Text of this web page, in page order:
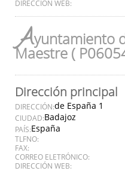
DIRECCIÓN WEB:
Ayuntamiento
Maestre (
Dirección principal
DIRECCIÓN:de España 1
CIUDAD:Badajoz
PAÍS:España
TLFNO:
FAX:
CORREO ELETRÓNICO:
DIRECCIÓN WEB: